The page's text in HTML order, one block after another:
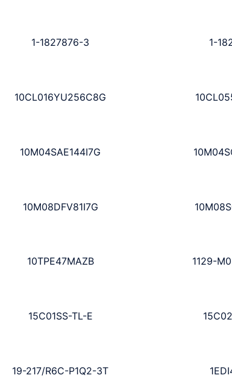
1-1827876-3 1-
10CL016YU256C8G
10M04SAE144I7G
10M08DFV81I7G
10TPE47MAZB 1129-
15C01SS-TL-E
19-217/R6C-P1Q2-3T